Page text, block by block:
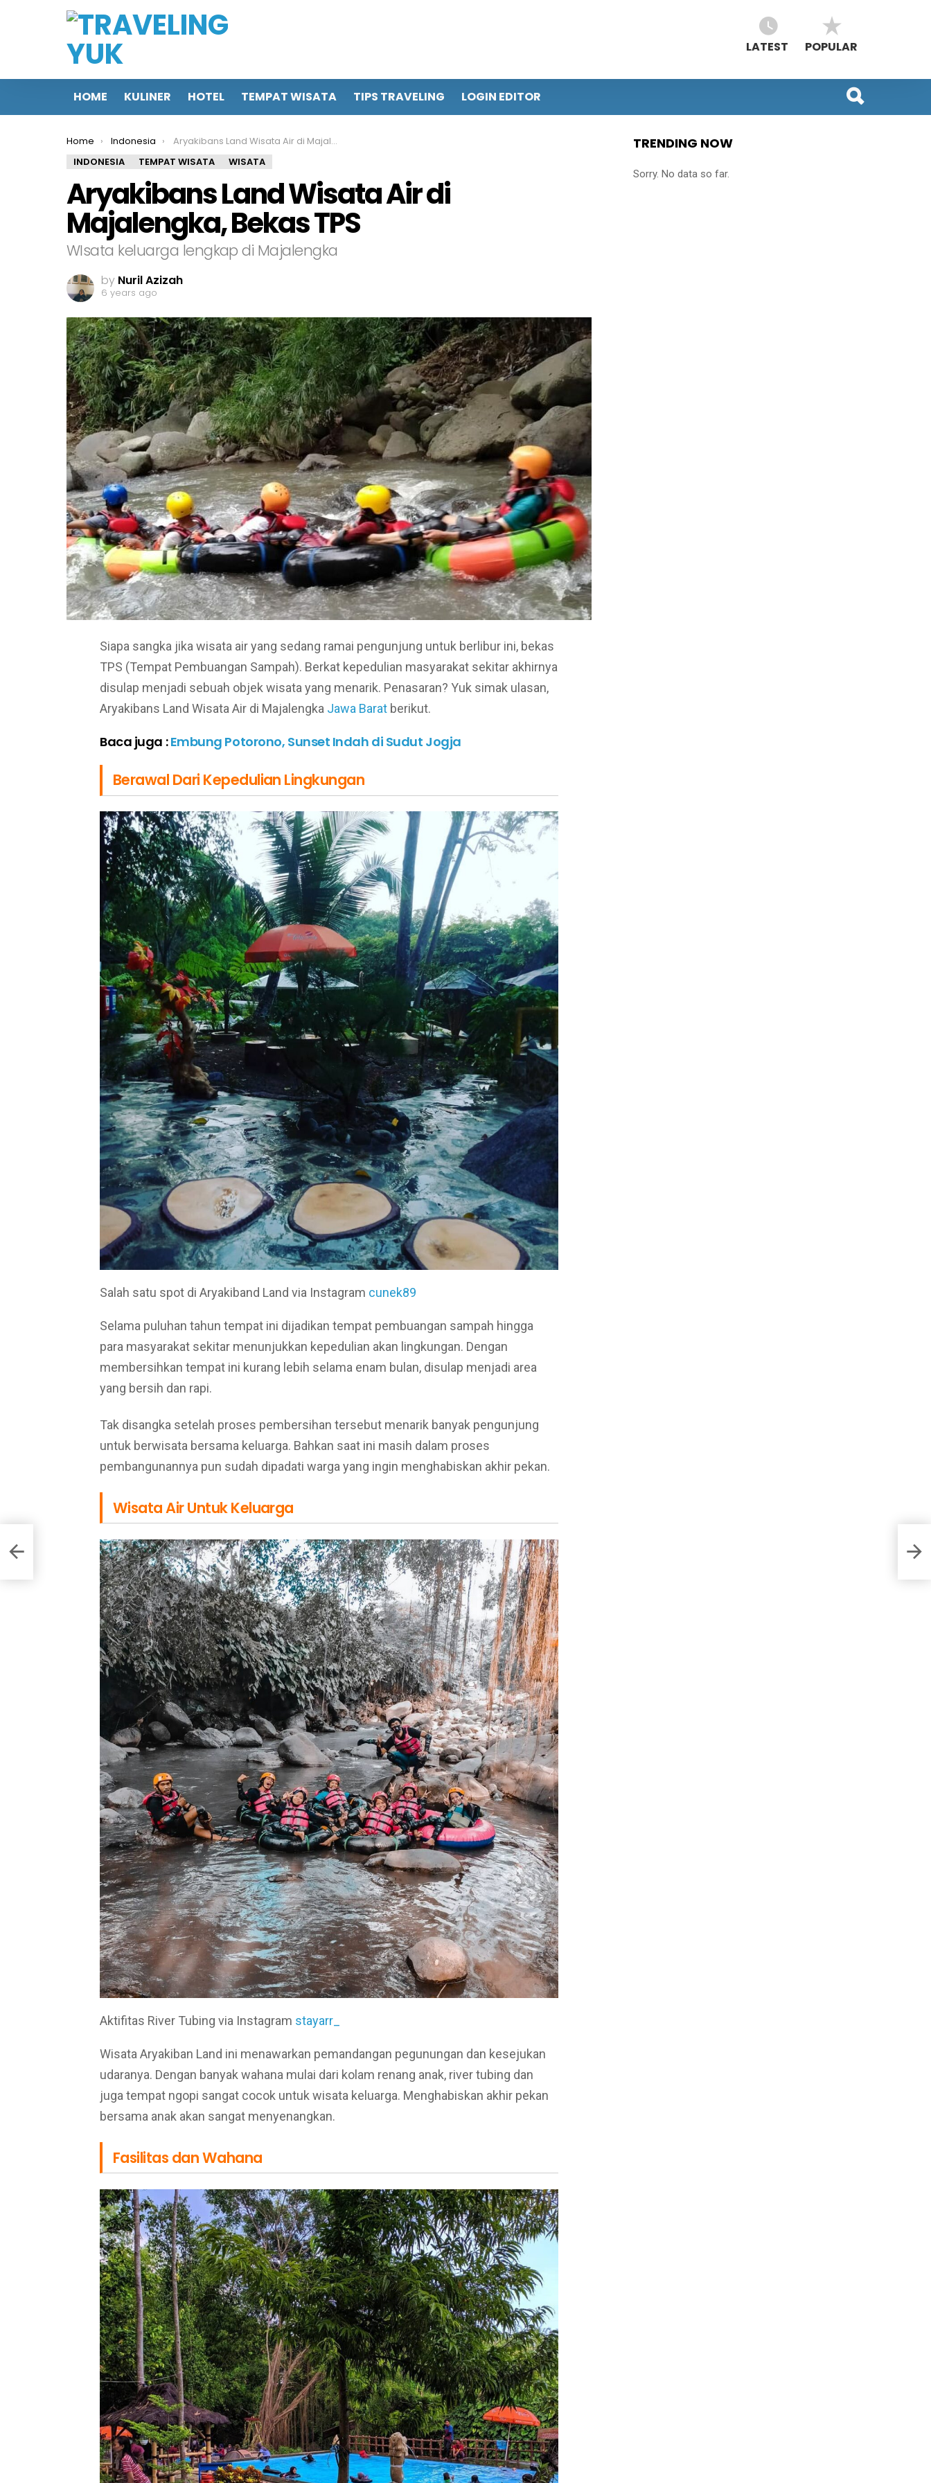
LATEST POPULAR
HOME KULINER HOTEL TEMPAT WISATA TIPS TRAVELING LOGIN EDITOR
You are here:
Home Indonesia
Aryakibans Land Wisata Air di Majalengka, Bekas TPS
INDONESIA
TEMPAT WISATA WISATA
Aryakibans Land Wisata Air di
Majalengka, Bekas TPS
WIsata keluarga lengkap di Majalengka
by Nuril Azizah
6 years ago
Siapa sangka jika wisata air yang sedang ramai pengunjung untuk berlibur ini, bekas
TPS (Tempat Pembuangan Sampah). Berkat kepedulian masyarakat sekitar akhirnya
disulap menjadi sebuah objek wisata yang menarik. Penasaran? Yuk simak ulasan,
Aryakibans Land Wisata Air di Majalengka Jawa Barat berikut.
Baca juga :Embung Potorono, Sunset Indah di Sudut Jogja
Berawal Dari Kepedulian Lingkungan
Salah satu spot di Aryakiband Land via Instagram cunek89
Selama puluhan tahun tempat ini dijadikan tempat pembuangan sampah hingga
para masyarakat sekitar menunjukkan kepedulian akan lingkungan. Dengan
membersihkan tempat ini kurang lebih selama enam bulan, disulap menjadi area
yang bersih dan rapi.
Tak disangka setelah proses pembersihan tersebut menarik banyak pengunjung
untuk berwisata bersama keluarga. Bahkan saat ini masih dalam proses
pembangunannya pun sudah dipadati warga yang ingin menghabiskan akhir pekan.
Wisata Air Untuk Keluarga
Aktifitas River Tubing via Instagram stayarr_
Wisata Aryakiban Land ini menawarkan pemandangan pegunungan dan kesejukan
udaranya. Dengan banyak wahana mulai dari kolam renang anak, river tubing dan
juga tempat ngopi sangat cocok untuk wisata keluarga. Menghabiskan akhir pekan
bersama anak akan sangat menyenangkan.
Fasilitas dan Wahana
TRENDING NOW
Sorry. No data so far.